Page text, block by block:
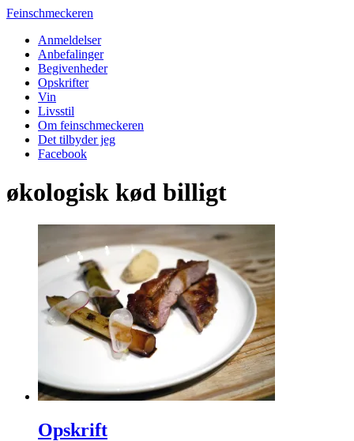
Feinschmeckeren
Anmeldelser
Anbefalinger
Begivenheder
Opskrifter
Vin
Livsstil
Om feinschmeckeren
Det tilbyder jeg
Facebook
økologisk kød billigt
Opskrift